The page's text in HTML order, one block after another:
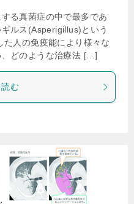
る真菌症の中で最多であ
ルス(Asperigillus)という
人の免疫能により様々な
どのような治療法 […]
む